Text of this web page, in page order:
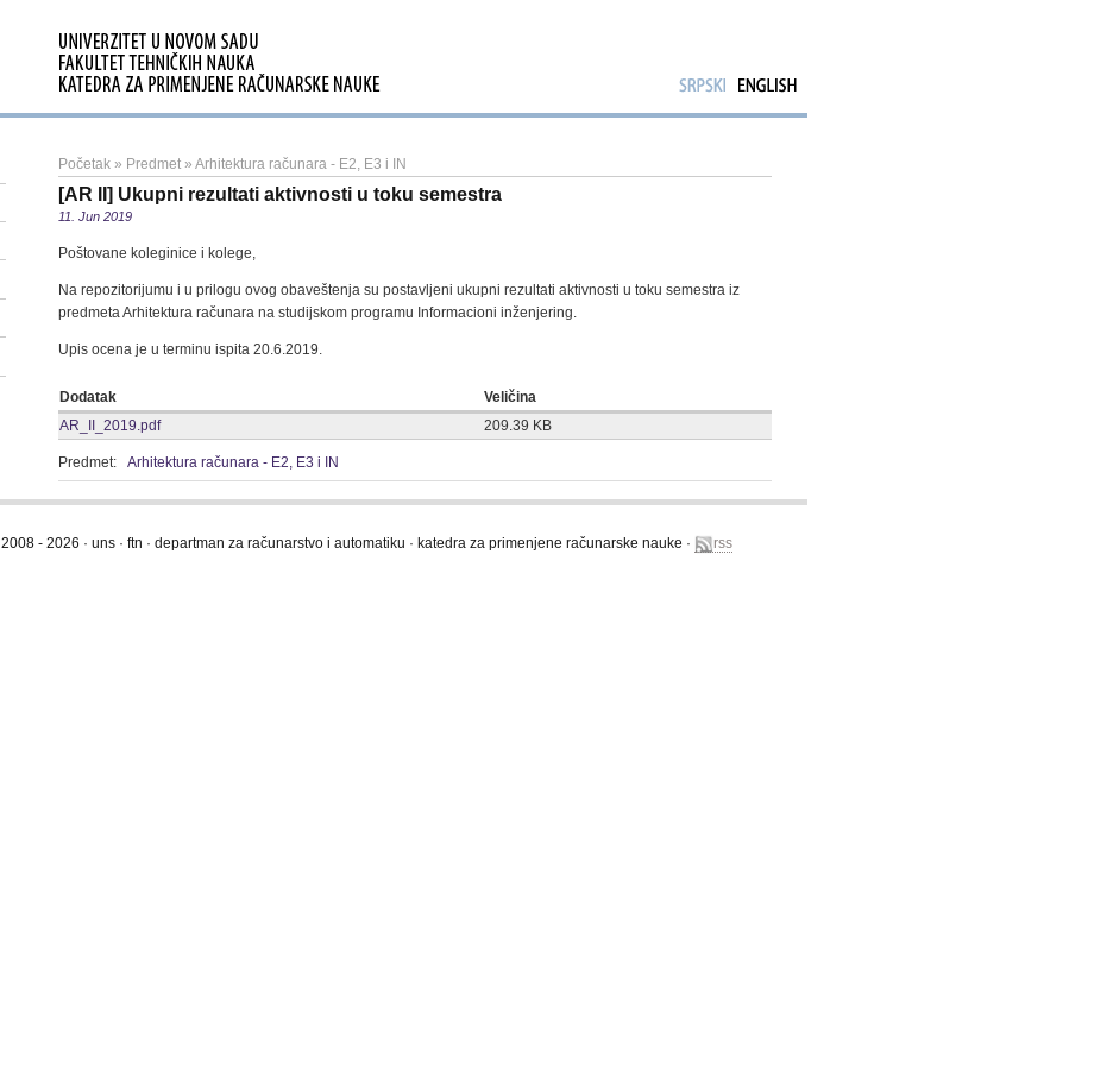
Početak » Predmet » Arhitektura računara - E2, E3 i IN
[AR II] Ukupni rezultati aktivnosti u toku semestra
11. Jun 2019
Poštovane koleginice i kolege,
Na repozitorijumu i u prilogu ovog obaveštenja su postavljeni ukupni rezultati aktivnosti u toku semestra iz
predmeta Arhitektura računara na studijskom programu Informacioni inženjering.
Upis ocena je u terminu ispita 20.6.2019.
Dodatak
Veličina
AR_II_2019.pdf
209.39 KB
Predmet: Arhitektura računara - E2, E3 i IN
2008 - 2026 · uns · ftn · departman za računarstvo i automatiku · katedra za primenjene računarske nauke · rss